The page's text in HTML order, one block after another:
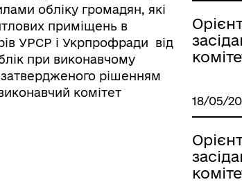
Військовослужбовцям,
ветеранам та їхнім родинам
обліку громадян, які
приміщень в
УРСР і Укрпрофради від
при виконавчому
затвердженого рішенням
комітет
18/05/